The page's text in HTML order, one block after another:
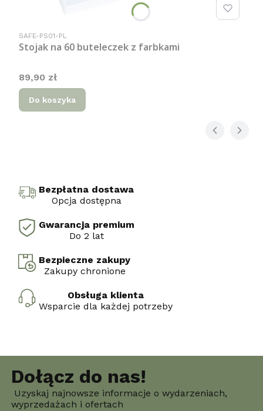
Kod produktu
SAFE-PS01-PL
Stojak na 60 buteleczek z farbkami
Cena
89,90 zł
Do koszyka
Bezpłatna dostawa
Opcja dostępna
Gwarancja premium
Do 2 lat
Bezpieczne zakupy
Zakupy chronione
Obsługa klienta
Wsparcie dla każdej potrzeby
Dołącz do nas!
Uzyskaj najnowsze informacje o wydarzeniach,
wyprzedażach i ofertach